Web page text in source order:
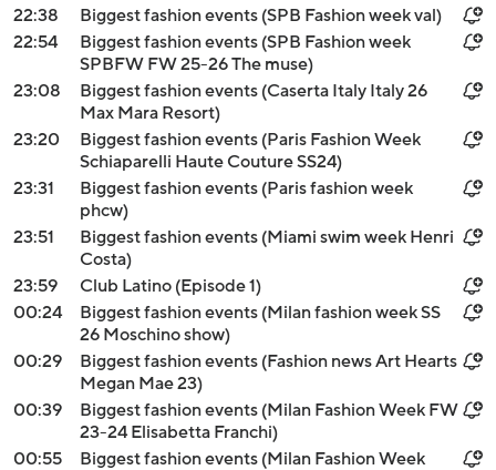
22:38
Biggest fashion events (SPB Fashion week val)
22:54
Biggest fashion events (SPB Fashion week
SPBFW FW 25-26 The muse)
23:08
Biggest fashion events (Caserta Italy Italy 26
Max Mara Resort)
23:20
Biggest fashion events (Paris Fashion Week
Schiaparelli Haute Couture SS24)
23:31
Biggest fashion events (Paris fashion week
phcw)
23:51
Biggest fashion events (Miami swim week Henri
Costa)
23:59
Club Latino (Episode 1)
00:24
Biggest fashion events (Milan fashion week SS
26 Moschino show)
00:29
Biggest fashion events (Fashion news Art Hearts
Megan Mae 23)
00:39
Biggest fashion events (Milan Fashion Week FW
23-24 Elisabetta Franchi)
00:55
Biggest fashion events (Milan Fashion Week